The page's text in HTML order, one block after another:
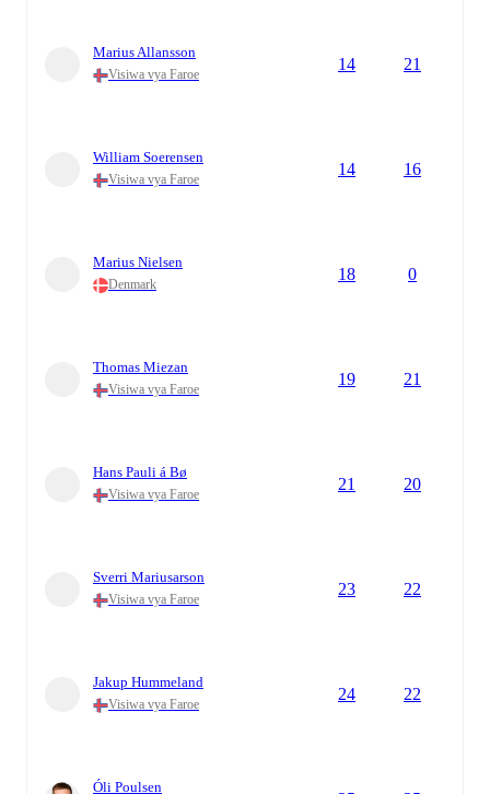
Marius Allansson
Visiwa vya Faroe
14 21
William Soerensen
Visiwa vya Faroe
14 16
Marius Nielsen
Denmark
18 0
Thomas Miezan
Visiwa vya Faroe
19 21
Hans Pauli á Bø
Visiwa vya Faroe
21 20
Sverri Mariusarson
Visiwa vya Faroe
23 22
Jakup Hummeland
Visiwa vya Faroe
24 22
Óli Poulsen